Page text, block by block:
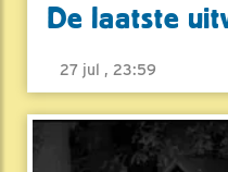
De laatste
27 jul , 23:59